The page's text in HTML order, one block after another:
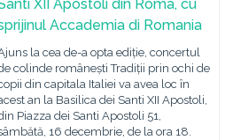
XII Apostoli din Roma, cu
Accademia di Romania
la cea de-a opta ediție, concertul
colinde românești Tradiții prin ochi de
din capitala Italiei va avea loc în
an la Basilica dei Santi XII Apostoli,
Piazza dei Santi Apostoli 51,
16 decembrie, de la ora 18.